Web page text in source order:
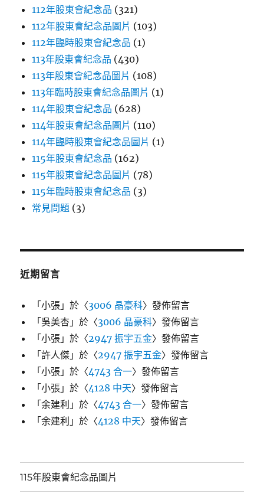
112年股東會紀念品 (321)
112年股東會紀念品圖片 (103)
112年臨時股東會紀念品 (1)
113年股東會紀念品 (430)
113年股東會紀念品圖片 (108)
113年臨時股東會紀念品圖片 (1)
114年股東會紀念品 (628)
114年股東會紀念品圖片 (110)
114年臨時股東會紀念品圖片 (1)
115年股東會紀念品 (162)
115年股東會紀念品圖片 (78)
115年臨時股東會紀念品 (3)
常見問題 (3)
近期留言
「小張 」於〈3006 晶豪科〉發佈留言
「吳美杏 」於〈3006 晶豪科〉發佈留言
「小張 」於〈2947 振宇五金〉發佈留言
「許人傑 」於〈2947 振宇五金〉發佈留言
「小張 」於〈4743 合一〉發佈留言
「小張 」於〈4128 中天〉發佈留言
「余建利 」於〈4743 合一〉發佈留言
「余建利 」於〈4128 中天〉發佈留言
115年股東會紀念品圖片